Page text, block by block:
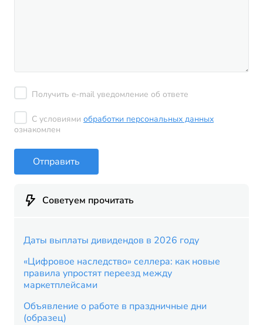
Получить e-mail уведомление об ответе
С условиями обработки персональных данных
ознакомлен
Отправить
Советуем прочитать
Даты выплаты дивидендов в 2026 году
«Цифровое наследство» селлера: как новые
правила упростят переезд между
маркетплейсами
Объявление о работе в праздничные дни
(образец)